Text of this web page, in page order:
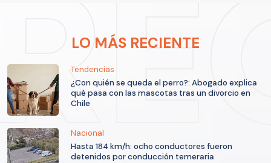
LO MÁS RECIENTE
Tendencias
¿Con quién se queda el perro?: Abogado explica
qué pasa con las mascotas tras un divorcio en
Chile
Nacional
Hasta 184 km/h: ocho conductores fueron
detenidos por conducción temeraria